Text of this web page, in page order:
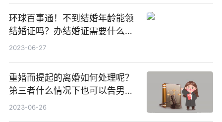
环球百事通！不到结婚年龄能领
结婚证吗？办结婚证需要什么材
料？没结婚孩子怎么上户口？
2023-06-27
重婚而提起的离婚如何处理呢？
第三者什么情况下也可以告男人
重婚罪呢？
2023-06-26